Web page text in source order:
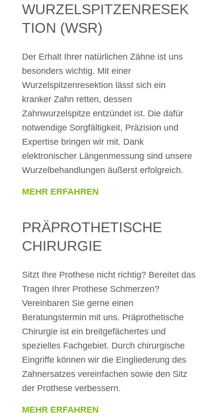
WURZELSPITZENRESEK
TION (WSR)
Der Erhalt Ihrer natürlichen Zähne ist uns
besonders wichtig. Mit einer
Wurzelspitzenresektion lässt sich ein
kranker Zahn retten, dessen
Zahnwurzelspitze entzündet ist. Die dafür
notwendige Sorgfältigkeit, Präzision und
Expertise bringen wir mit. Dank
elektronischer Längenmessung sind unsere
Wurzelbehandlungen äußerst erfolgreich.
MEHR ERFAHREN
PRÄPROTHETISCHE
CHIRURGIE
Sitzt Ihre Prothese nicht richtig? Bereitet das
Tragen Ihrer Prothese Schmerzen?
Vereinbaren Sie gerne einen
Beratungstermin mit uns. Präprothetische
Chirurgie ist ein breitgefächertes und
spezielles Fachgebiet. Durch chirurgische
Eingriffe können wir die Eingliederung des
Zahnersatzes vereinfachen sowie den Sitz
der Prothese verbessern.
MEHR ERFAHREN